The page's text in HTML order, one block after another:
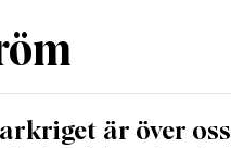
är över oss